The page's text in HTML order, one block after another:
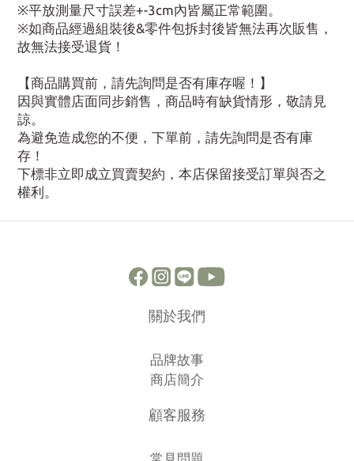
※平放測量尺寸誤差+-3cm內皆屬正常範圍。
※如商品經過組裝後&零件包拆封後皆無法再次販售，
故無法接受退貨！
【商品購買前，請先詢問是否有庫存喔！】
因與實體店面同步銷售，商品時有缺貨情形，敬請見
諒。
為避免造成您的不便，下單前，請先詢問是否有庫
存！
下標非立即成立買賣契約，本店保留接受訂單與否之
權利。
關於我們
品牌故事
商店簡介
顧客服務